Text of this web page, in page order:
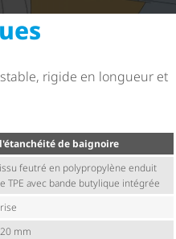
rigide en longueur et
de baignoire
feutré en polypropylène enduit
TPE avec bande butylique intégrée
mm